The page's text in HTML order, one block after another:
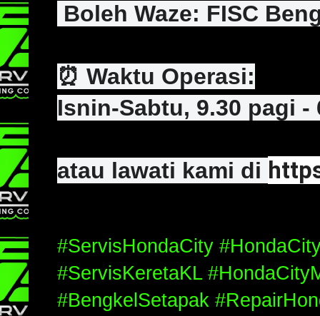
Boleh Waze: FISC
⏰ Waktu Operasi:
Isnin-Sabtu, 9.30 pagi -
atau lawati kami di
#ServisHondaCity
#ServisKeretaKL
#BengkelSetapak